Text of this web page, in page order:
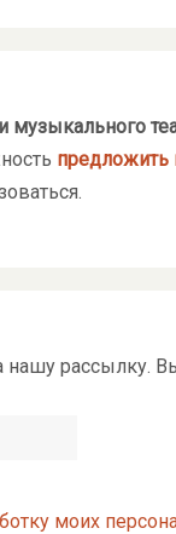
предложить
нашу рассылку.
моих